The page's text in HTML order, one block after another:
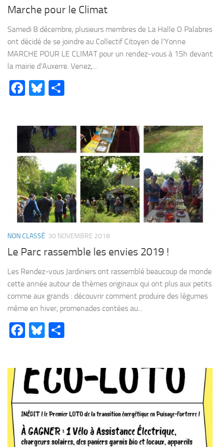
Marche pour le Climat
Samedi 8 décembre, plusieurs membres de La Halle O Palabres
ont décidé de se joindre au Collectif Citoyen de l’Yonne
MARCHE POUR LE CLIMAT pour un rendez-vous à 15h devant
la mairie d’Auxerre. Venez,...
Facebook
Bluesky
NON CLASSÉ 30 NOVEMBRE 2018
Le Parc rassemble les envies 2019 !
Les Rendez-vous Jardiniers ont rassemblé beaucoup de monde
cette année autour de thèmes originaux qui ont plus aux petits
comme aux grands : découvrir comment produire des légumes
même en hiver, promenades contées au...
Facebook
Bluesky